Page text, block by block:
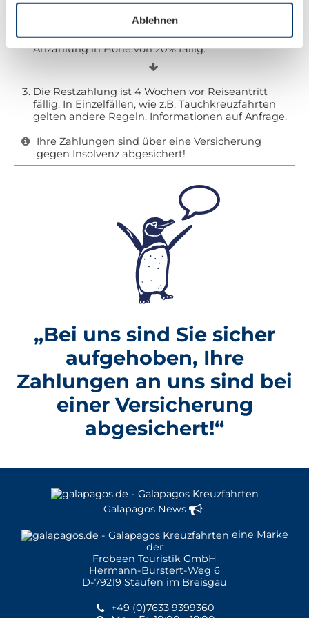
Ablehnen
Wenn Sie eine feste Buchung vornehmen, ist eine
Anzahlung in Höhe von 20% fällig.
Die Restzahlung ist 4 Wochen vor Reiseantritt
fällig. In Einzelfällen, wie z.B. Tauchkreuzfahrten
gelten andere Regeln. Informationen auf Anfrage.
Ihre Zahlungen sind über eine Versicherung
gegen Insolvenz abgesichert!
„Bei uns sind Sie sicher
aufgehoben, Ihre
Zahlungen an uns sind bei
einer Versicherung
abgesichert!“
Galapagos News
eine Marke
der
Frobeen Touristik GmbH
Hermann-Burstert-Weg 6
D-79219 Staufen im Breisgau
+49 (0)7633 9399360